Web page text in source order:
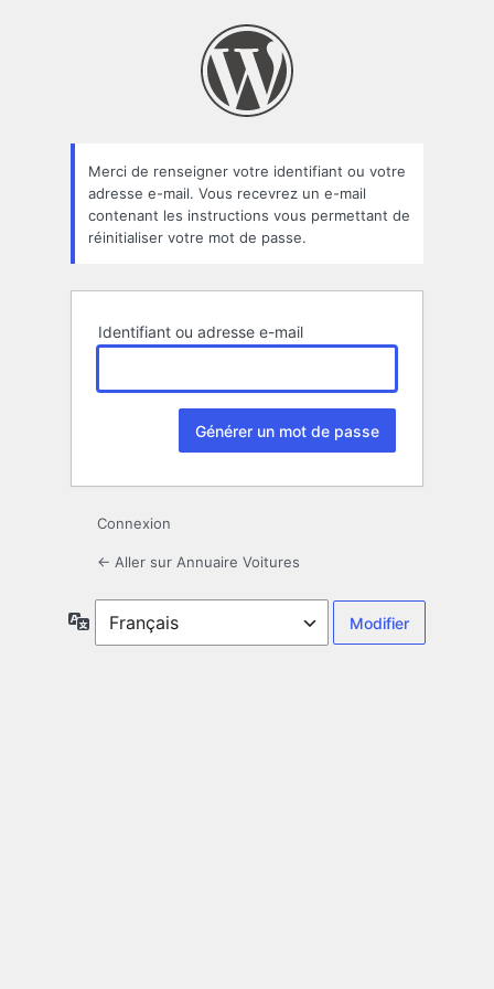
oublié
Merci de renseigner votre identifiant ou votre
adresse e-mail. Vous recevrez un e-mail
contenant les instructions vous permettant de
réinitialiser votre mot de passe.
Identifiant ou adresse e-mail
Connexion
← Aller sur Annuaire Voitures
Langue